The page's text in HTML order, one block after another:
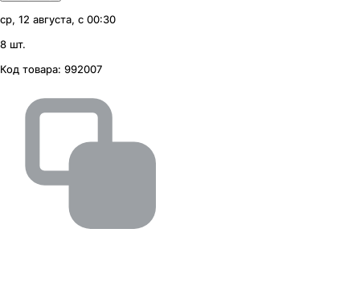
ср, 12 августа, с 00:30
8 шт.
Код товара: 992007